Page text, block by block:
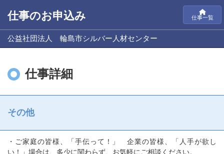
仕事のお申込み 仕事一覧
公益社団法人 輪島市シルバー人材センター
仕事詳細
その他
・ご家庭の皆様、「手伝って！」 企業の皆様、「人手が欲し
い！」場合は、多少に関わらず、お気軽にご相談ください。